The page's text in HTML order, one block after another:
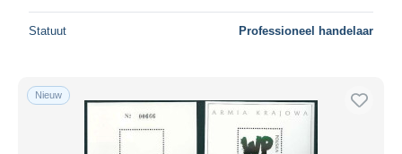
Statuut Professioneel handelaar
Nieuw